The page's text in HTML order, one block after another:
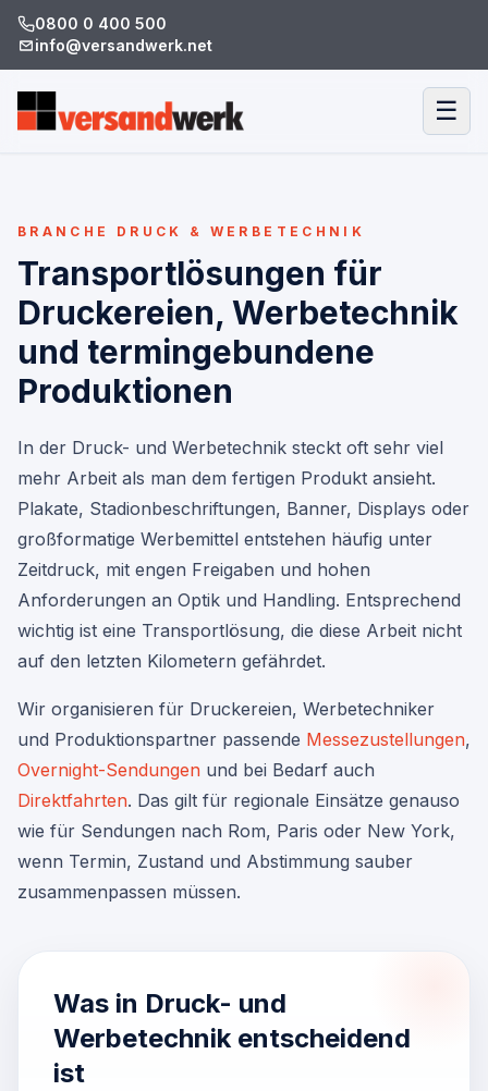
0800 0 400 500
info@versandwerk.net
☰
BRANCHE DRUCK & WERBETECHNIK
Transportlösungen für
Druckereien, Werbetechnik
und termingebundene
Produktionen
In der Druck- und Werbetechnik steckt oft sehr viel
mehr Arbeit als man dem fertigen Produkt ansieht.
Plakate, Stadionbeschriftungen, Banner, Displays oder
großformatige Werbemittel entstehen häufig unter
Zeitdruck, mit engen Freigaben und hohen
Anforderungen an Optik und Handling. Entsprechend
wichtig ist eine Transportlösung, die diese Arbeit nicht
auf den letzten Kilometern gefährdet.
Wir organisieren für Druckereien, Werbetechniker
und Produktionspartner passende Messezustellungen,
Overnight-Sendungen und bei Bedarf auch
Direktfahrten. Das gilt für regionale Einsätze genauso
wie für Sendungen nach Rom, Paris oder New York,
wenn Termin, Zustand und Abstimmung sauber
zusammenpassen müssen.
Was in Druck- und
Werbetechnik entscheidend
ist